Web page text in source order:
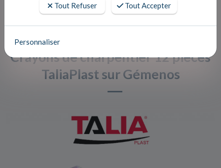
Crayons de charpentier 12 pièces
TaliaPlast sur Gémenos
Tout Refuser Tout Accepter
Personnaliser